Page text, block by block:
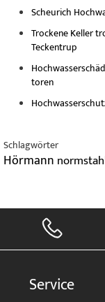
Scheurich
Trockene Keller
Teckentrup
toren
Schlagwörter
Hörmann
Service